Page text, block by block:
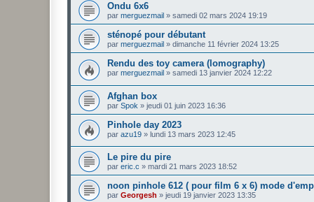
Ondu 6x6
par merguezmail » samedi 02 mars 2024 19:19
sténopé pour débutant
par merguezmail » dimanche 11 février 2024 13:25
Rendu des toy camera (lomography)
par merguezmail » samedi 13 janvier 2024 12:22
Afghan box
par Spok » jeudi 01 juin 2023 16:36
Pinhole day 2023
par azu19 » lundi 13 mars 2023 12:45
Le pire du pire
par eric.c » mardi 21 mars 2023 18:52
noon pinhole 612 ( pour film 6 x 6) mode
par Georgesh » jeudi 19 janvier 2023 13:35